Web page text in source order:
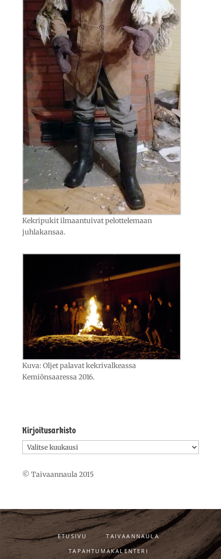
Kekripukit ilmaantuivat pelottelemaan
juhlakansaa.
Kuva: Oljet palavat kekrivalkeassa
Kemiönsaaressa 2016.
Kirjoitusarkisto
Kirjoitusarkisto
© Taivaannaula 2015
ETUSIVU
TAIVAANNAULA
TAPAHTUMAKALENTERI